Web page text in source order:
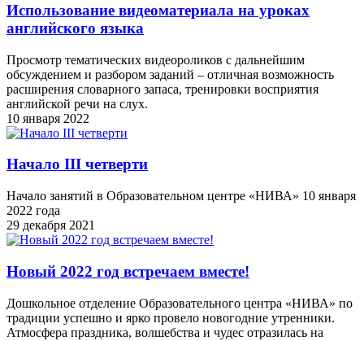
Использование видеоматериала на уроках
английского языка
Просмотр тематических видеороликов с дальнейшим
обсуждением и разбором заданий – отличная возможность
расширения словарного запаса, тренировки восприятия
английской речи на слух.
10 января 2022
Начало III четверти
Начало занятий в Образовательном центре «НИВА» 10 января
2022 года
29 декабря 2021
Новый 2022 год встречаем вместе!
Дошкольное отделение Образовательного центра «НИВА» по
традиции успешно и ярко провело новогодние утренники.
Атмосфера праздника, волшебства и чудес отразилась на